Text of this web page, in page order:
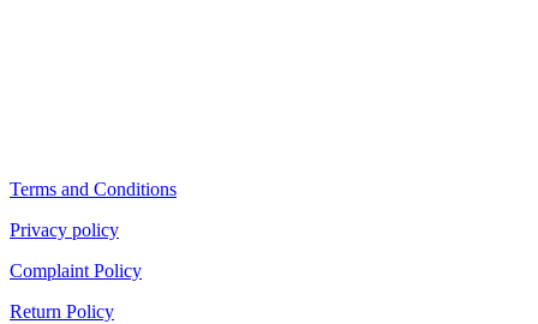
Terms and Conditions
Privacy policy
Complaint Policy
Return Policy